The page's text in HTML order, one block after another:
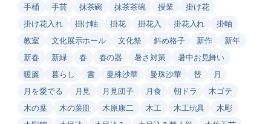
手桶
手芸 抹茶碗 抹茶茶碗 授業
掛け花
掛け花入れ
掛け軸 掛花 掛花入 掛花入れ
掛軸
教室
文化展示ホール 文化祭 斜め格子 新作
新年
新春
新緑 春 春の器 暑さ対策
暑中お見舞い
暖簾
暮らし 書 曼殊沙華 曼珠沙華 替
月
月を愛でる
月見 月見団子 月食 朝ドラ
木ゴテ
木の葉
木の葉皿 木原康二 木工 木工玩具
木彫